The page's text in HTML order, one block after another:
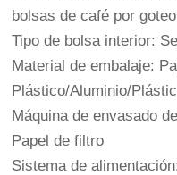
bolsas de café por
Tipo de bolsa interior:
Material de embalaje:
Plástico/Aluminio/
Máquina de envasado
Papel de filtro
Sistema de